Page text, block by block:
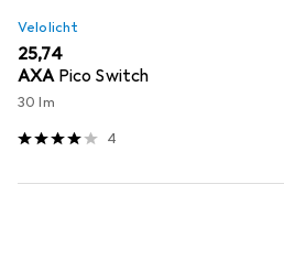
Velolicht
EUR
25,74
AXA Pico Switch
30 lm
4